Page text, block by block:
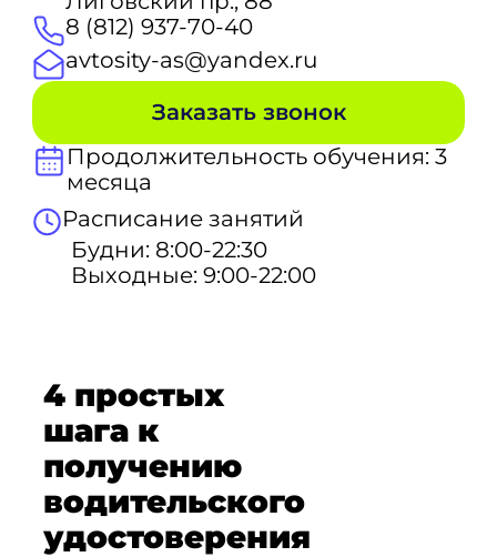
8 (812) 937-70-40
avtosity-as@yandex.ru
Заказать звонок
Продолжительность обучения: 3
месяца
Расписание занятий
Будни: 8:00-22:30
Выходные: 9:00-22:00
4 простых
шага к
получению
водительского
удостоверения